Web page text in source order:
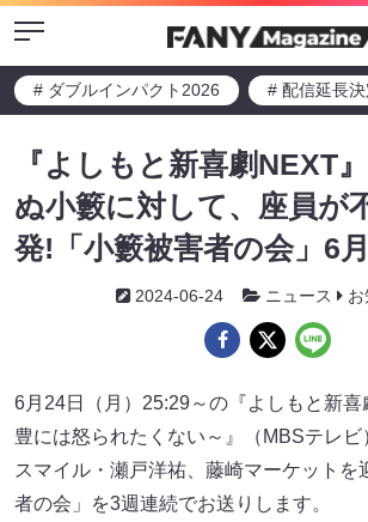
Menu
# ダブルインパクト2026 # 配信延長決
『よしもと新喜劇NEXT
ぬ小籔に対して、座員が
発!「小籔被害者の会」6
2024-06-24 ニュース
6月24日（月）25:29～の『よしもと新
豊には怒られたくない～』（MBSテレビ
スマイル・瀬戸洋祐、藤崎マーケットを
者の会」を3週連続でお送りします。